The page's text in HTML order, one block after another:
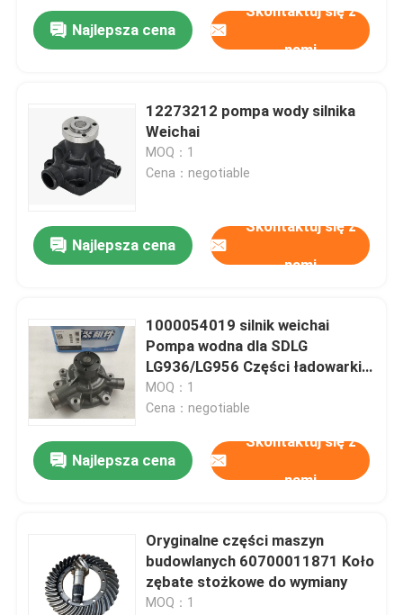
Najlepsza cena
Skontaktuj się z
nami
12273212 pompa wody silnika
Weichai
MOQ：1
Cena：negotiable
Najlepsza cena
Skontaktuj się z
nami
1000054019 silnik weichai
Pompa wodna dla SDLG
LG936/LG956 Części ładowarki
kołowej
MOQ：1
Cena：negotiable
Najlepsza cena
Skontaktuj się z
nami
Oryginalne części maszyn
budowlanych 60700011871 Koło
zębate stożkowe do wymiany
MOQ：1